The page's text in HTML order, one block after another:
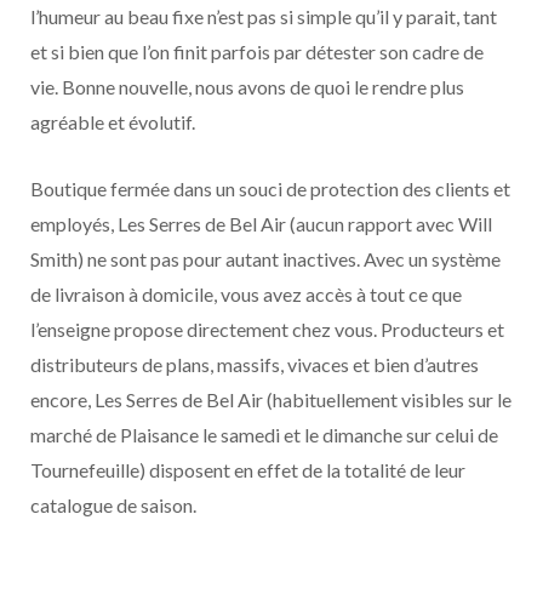
l’humeur au beau fixe n’est pas si simple qu’il y parait, tant
et si bien que l’on finit parfois par détester son cadre de
vie. Bonne nouvelle, nous avons de quoi le rendre plus
agréable et évolutif.
Boutique fermée dans un souci de protection des clients et
employés, Les Serres de Bel Air (aucun rapport avec Will
Smith) ne sont pas pour autant inactives. Avec un système
de livraison à domicile, vous avez accès à tout ce que
l’enseigne propose directement chez vous. Producteurs et
distributeurs de plans, massifs, vivaces et bien d’autres
encore, Les Serres de Bel Air (habituellement visibles sur le
marché de Plaisance le samedi et le dimanche sur celui de
Tournefeuille) disposent en effet de la totalité de leur
catalogue de saison.